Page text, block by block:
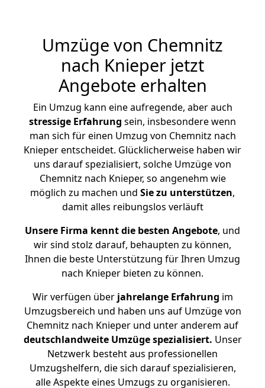
Umzüge von Chemnitz
nach Knieper jetzt
Angebote erhalten
Ein Umzug kann eine aufregende, aber auch
stressige Erfahrung sein, insbesondere wenn
man sich für einen Umzug von Chemnitz nach
Knieper entscheidet. Glücklicherweise haben wir
uns darauf spezialisiert, solche Umzüge von
Chemnitz nach Knieper, so angenehm wie
möglich zu machen und Sie zu unterstützen,
damit alles reibungslos verläuft
Unsere Firma kennt die besten Angebote, und
wir sind stolz darauf, behaupten zu können,
Ihnen die beste Unterstützung für Ihren Umzug
nach Knieper bieten zu können.
Wir verfügen überjahrelange Erfahrung im
Umzugsbereich und haben uns auf Umzüge von
Chemnitz nach Knieper und unter anderem auf
deutschlandweite Umzüge spezialisiert. Unser
Netzwerk besteht aus professionellen
Umzugshelfern, die sich darauf spezialisieren,
alle Aspekte eines Umzugs zu organisieren.